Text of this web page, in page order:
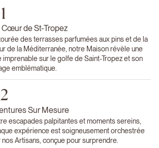
Cœur de St-Tropez
des terrasses parfumées aux pins et de la
de la Méditerranée, notre Maison révèle une
imprenable sur le golfe de Saint-Tropez et son
emblématique.
Sur Mesure
escapades palpitantes et moments sereins,
expérience est soigneusement orchestrée
nos Artisans, conçue pour surprendre.